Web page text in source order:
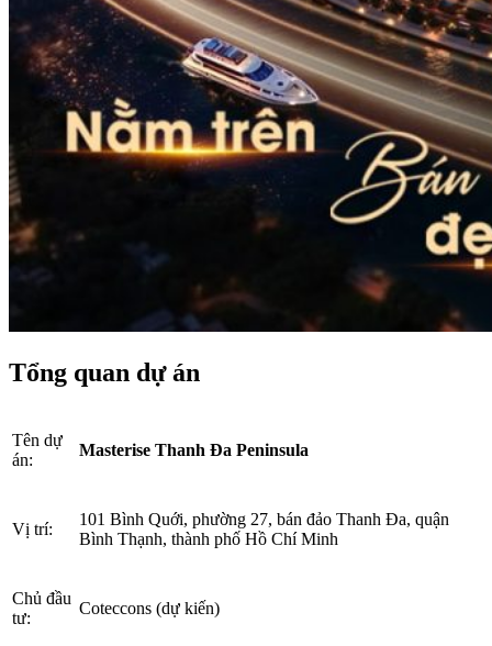
Tổng quan dự án
Tên dự
án:
Masterise Thanh Đa Peninsula
Vị trí:
101 Bình Quới, phường 27, bán đảo Thanh Đa, quận
Bình Thạnh, thành phố Hồ Chí Minh
Chủ đầu
tư:
Coteccons (dự kiến)